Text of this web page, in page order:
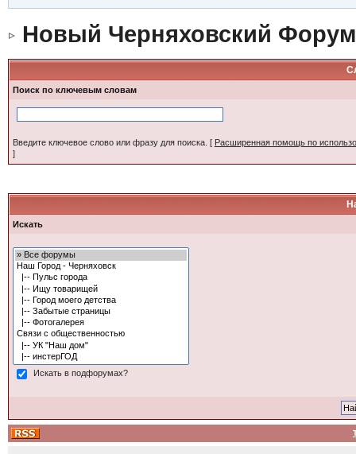
Новый Черняховский Форум
Поиск по ключевым словам
Введите ключевое слово или фразу для поиска. [ Расширенная помощь по
]
Искать
Искать в подфорумах?